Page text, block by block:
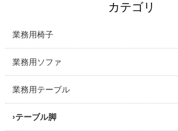
カテゴリ
業務用椅子
業務用ソファ
業務用テーブル
テーブル脚